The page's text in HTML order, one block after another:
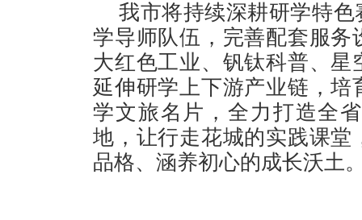
我市将持续深耕研学特
学导师队伍，完善配套服
大红色工业、钒钛科普、
延伸研学上下游产业链，
学文旅名片，全力打造全
地，让行走花城的实践课
品格、涵养初心的成长沃土